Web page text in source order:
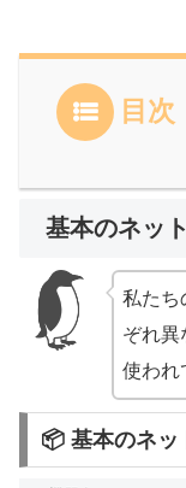
目次
基本のネッ
私たち
ぞれ異
使われ
📦 基本のネッ